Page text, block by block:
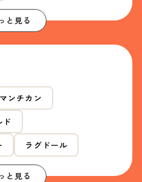
と見る
マンチカン
ド
ラグドール
と見る